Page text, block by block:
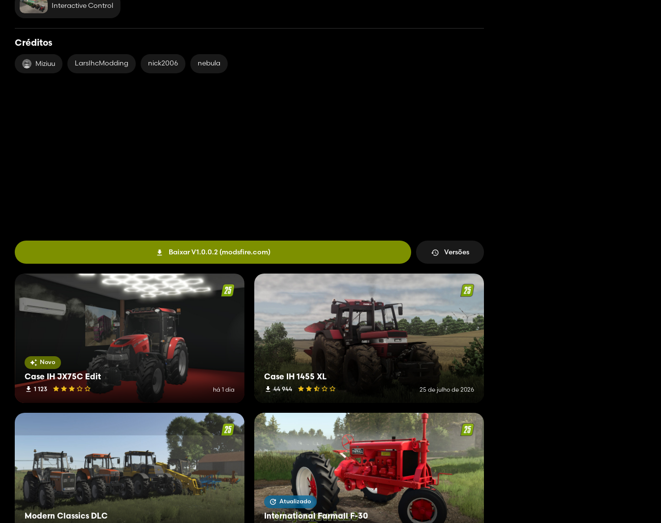
Interactive Control
Créditos
Miziuu LarsIhcModding nick2006 nebula
Baixar V1.0.0.2 (modsfire.com) Versões
Novo
Case IH JX75C Edit
1 123 há 1 dia
Case IH 1455 XL
44 944 25 de julho de 2026
Modern Classics DLC
Atualizado
International Farmall F-30